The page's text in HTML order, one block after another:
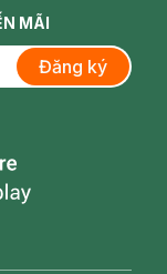
MÃI
Đăng ký